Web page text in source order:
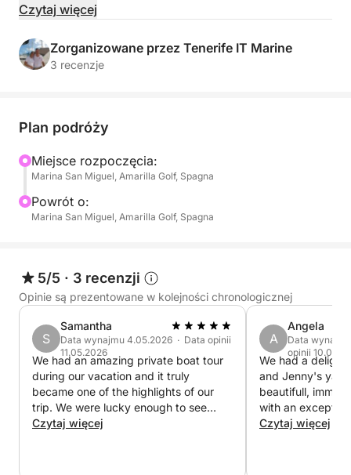
udamy się do najlepszych lokalnych miejsc do
łowieniu tuńczyka, barakudy lub miecznika.
Wszystko to w towarzystwie zimnych napojów na
To doświadczenie jest idealne dla rodzin, grup
w ekskluzywny i zrelaksowany sposób, ale bez
angażowania się w cały dzień. Nasza łódź jest
wyposażona w profesjonalny sprzęt i wygodne
przestrzenie, aby zapewnić maksymalny komfort. W
Czytaj więcej
Zorganizowane przez Tenerife IT Marine
3 recenzje
Plan podróży
Miejsce rozpoczęcia:
Marina San Miguel, Amarilla Golf, Spagna
Powrót o:
Marina San Miguel, Amarilla Golf, Spagna
5/5 · 3 recenzji
Opinie są prezentowane w kolejności chronologicznej
S
Samantha
Data wynajmu 4.05.2026 · Data opinii
11.05.2026
We had an amazing private boat tour
during our vacation and it truly
became one of the highlights of our
trip. We were lucky enough to see
dolphins, enjoy complete relaxation on
Czytaj więcej
A
Angela
Data
opinii
We had a
and Jenny's
beautifull,
with an
interior. It would
Czytaj więcej